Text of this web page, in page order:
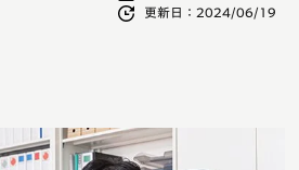
更新日： 2024/06/19